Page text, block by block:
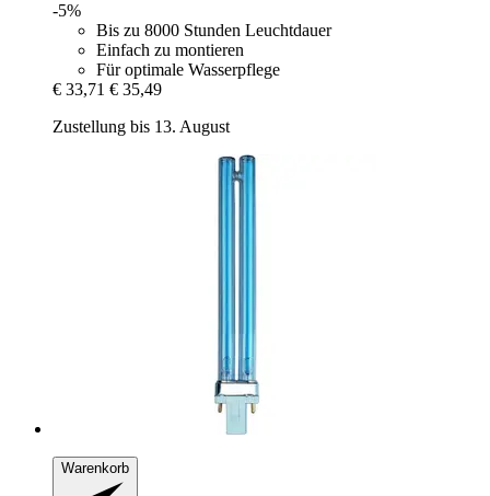
-5%
Bis zu 8000 Stunden Leuchtdauer
Einfach zu montieren
Für optimale Wasserpflege
€ 33,71 € 35,49
Zustellung bis 13. August
Warenkorb